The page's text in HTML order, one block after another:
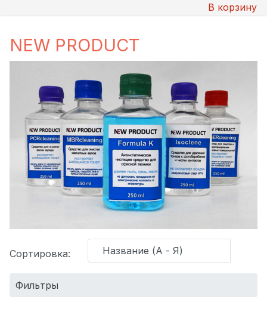
В корзину
NEW PRODUCT
Сортировка:
Фильтры